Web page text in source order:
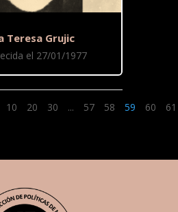
Teresa Grujic
el 27/01/1977
10 20 30 ... 57 58 59 60 61